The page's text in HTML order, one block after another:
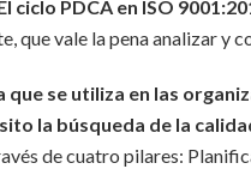
ciclo PDCA en ISO
que vale la pena analizar y
que se utiliza en las
la búsqueda de la
de cuatro pilares: